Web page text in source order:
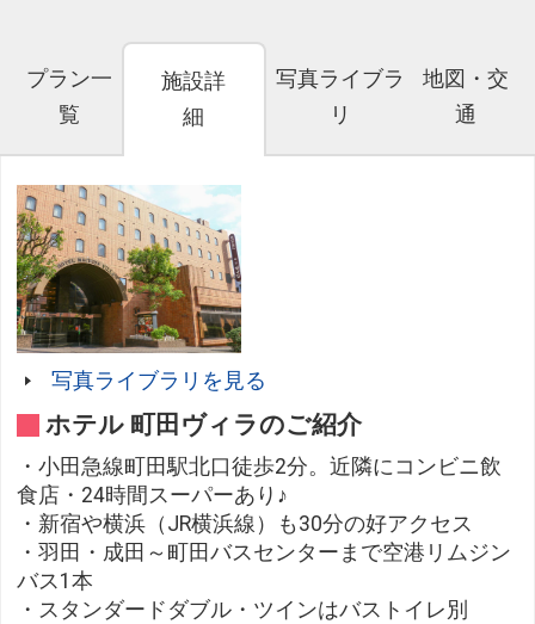
プラン一
覧
施設詳
細
写真ライブラ
リ
地図・交
通
写真ライブラリを見る
ホテル 町田ヴィラのご紹介
・小田急線町田駅北口徒歩2分。近隣にコンビニ飲
食店・24時間スーパーあり♪
・新宿や横浜（JR横浜線）も30分の好アクセス
・羽田・成田～町田バスセンターまで空港リムジン
バス1本
・スタンダードダブル・ツインはバストイレ別